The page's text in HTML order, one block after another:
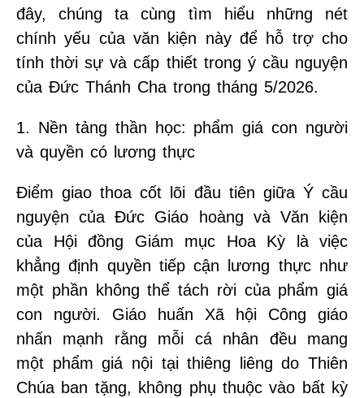
đây, chúng ta cùng tìm hiểu những nét
chính yếu của văn kiện này để hỗ trợ cho
tính thời sự và cấp thiết trong ý cầu nguyện
của Đức Thánh Cha trong tháng 5/2026.
1. Nền tảng thần học: phẩm giá con người
và quyền có lương thực
Điểm giao thoa cốt lõi đầu tiên giữa Ý cầu
nguyện của Đức Giáo hoàng và Văn kiện
của Hội đồng Giám mục Hoa Kỳ là việc
khẳng định quyền tiếp cận lương thực như
một phần không thể tách rời của phẩm giá
con người. Giáo huấn Xã hội Công giáo
nhấn mạnh rằng mỗi cá nhân đều mang
một phẩm giá nội tại thiêng liêng do Thiên
Chúa ban tặng, không phụ thuộc vào bất kỳ